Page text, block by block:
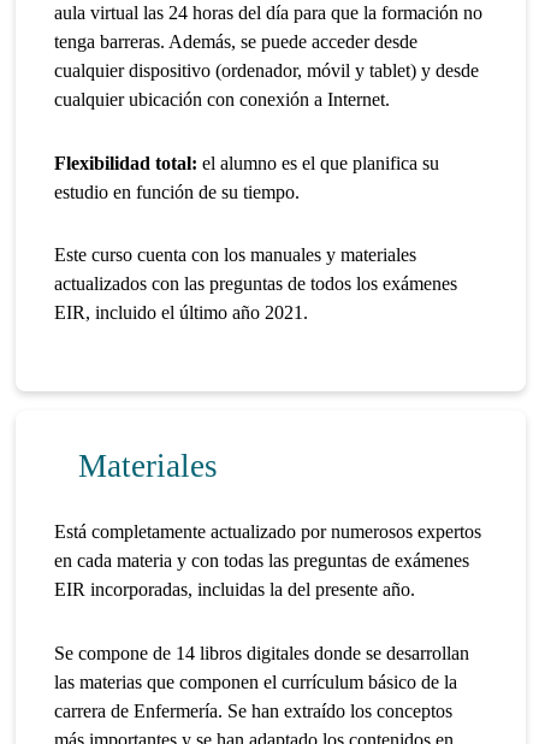
aula virtual las 24 horas del día para que la formación no
tenga barreras. Además, se puede acceder desde
cualquier dispositivo (ordenador, móvil y tablet) y desde
cualquier ubicación con conexión a Internet.
Flexibilidad total: el alumno es el que planifica su
estudio en función de su tiempo.
Este curso cuenta con los manuales y materiales
actualizados con las preguntas de todos los exámenes
EIR, incluido el último año 2021.
Materiales
Está completamente actualizado por numerosos expertos
en cada materia y con todas las preguntas de exámenes
EIR incorporadas, incluidas la del presente año.
Se compone de 14 libros digitales donde se desarrollan
las materias que componen el currículum básico de la
carrera de Enfermería. Se han extraído los conceptos
más importantes y se han adaptado los contenidos en